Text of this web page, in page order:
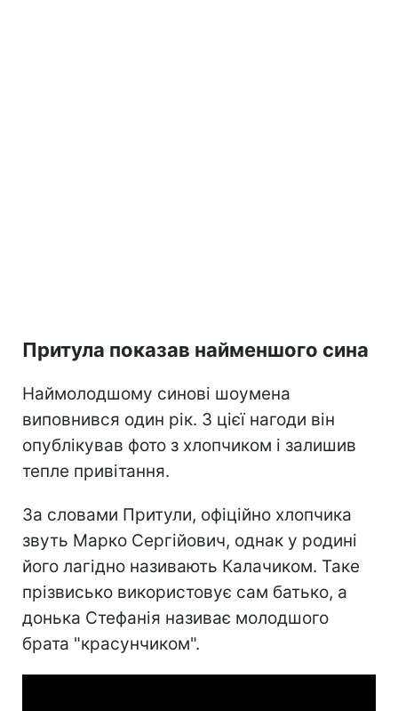
Притула показав найменшого сина
Наймолодшому синові шоумена
виповнився один рік. З цієї нагоди він
опублікував фото з хлопчиком і залишив
тепле привітання.
За словами Притули, офіційно хлопчика
звуть Марко Сергійович, однак у родині
його лагідно називають Калачиком. Таке
прізвисько використовує сам батько, а
донька Стефанія називає молодшого
брата "красунчиком".